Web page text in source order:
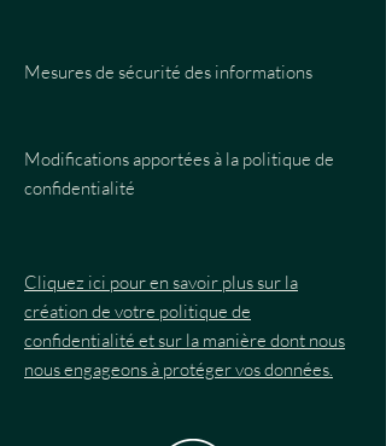
Mesures de sécurité des informations
Modifications apportées à la politique de
confidentialité
Cliquez ici pour en savoir plus sur la
création de votre politique de
confidentialité et sur la manière dont nous
nous engageons à protéger vos données.